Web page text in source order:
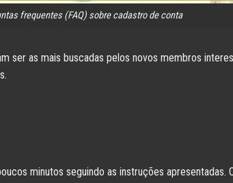
frequentes (FAQ) sobre cadastro de conta
ser as mais buscadas pelos novos membros
minutos seguindo as instruções